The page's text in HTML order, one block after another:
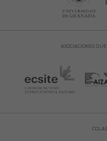
ASOCIACIONES